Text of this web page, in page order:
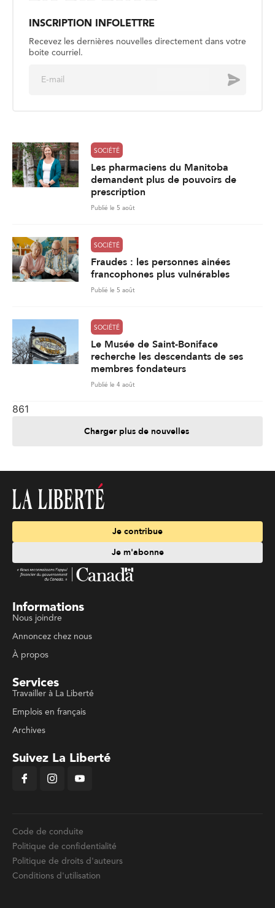
INSCRIPTION INFOLETTRE
Recevez les dernières nouvelles directement dans votre
boite courriel.
Envoyer
SOCIÉTÉ
Les pharmaciens du Manitoba
demandent plus de pouvoirs de
prescription
Publié le 5 août
SOCIÉTÉ
Fraudes : les personnes ainées
francophones plus vulnérables
Publié le 5 août
SOCIÉTÉ
Le Musée de Saint-Boniface
recherche les descendants de ses
membres fondateurs
Publié le 4 août
861
Charger plus de nouvelles
Je contribue
Je m'abonne
Informations
Nous joindre
Annoncez chez nous
À propos
Services
Travailler à La Liberté
Emplois en français
Archives
Suivez La Liberté
Code de conduite
Politique de confidentialité
Politique de droits d'auteurs
Conditions d'utilisation